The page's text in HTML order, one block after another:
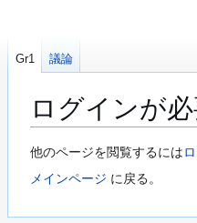
ログインが
ナ
ビ
検
索
他のページを閲覧するには
メインページ に戻る。
Gr1 議論